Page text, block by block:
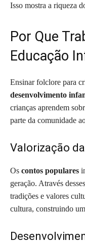
Isso mostra a riqueza
Por Que
Educação
Ensinar folclore para
desenvolvimento
crianças aprendem
parte da comunidade
Valorização
Os contos populares
geração. Através
tradições e valores
cultura, construindo